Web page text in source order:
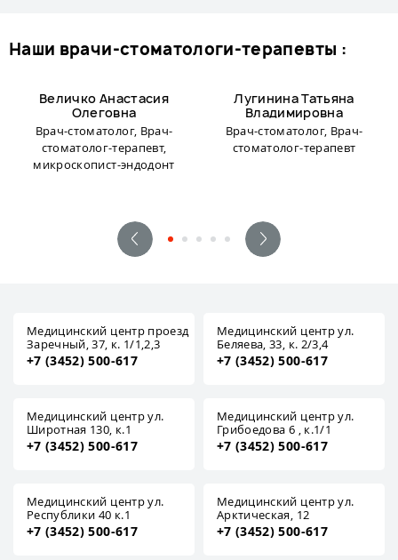
наши врачи-стоматологи-терапевты :
Величко Анастасия
Олеговна
Врач-стоматолог, Врач-
стоматолог-терапевт,
микроскопист-эндодонт
Лугинина Татьяна
Владимировна
Врач-стоматолог, Врач-
стоматолог-терапевт
Медицинский центр проезд
Заречный, 37, к. 1/1,2,3
+7 (3452) 500-617
Медицинский центр ул.
Беляева, 33, к. 2/3,4
+7 (3452) 500-617
Медицинский центр ул.
Широтная 130, к.1
+7 (3452) 500-617
Медицинский центр ул.
Грибоедова 6 , к.1/1
+7 (3452) 500-617
Медицинский центр ул.
Республики 40 к.1
+7 (3452) 500-617
Медицинский центр ул.
Арктическая, 12
+7 (3452) 500-617